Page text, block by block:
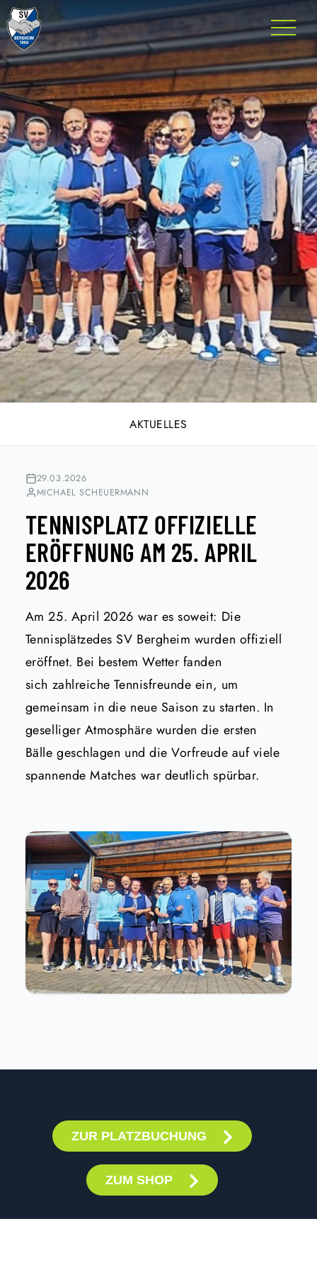
AKTUELLES
29.03.2026
MICHAEL SCHEUERMANN
TENNISPLATZ OFFIZIELLE
ERÖFFNUNG AM 25. APRIL
2026
Am 25. April 2026 war es soweit: Die
Tennisplätzedes SV Bergheim wurden offiziell
eröffnet. Bei bestem Wetter fanden
sich zahlreiche Tennisfreunde ein, um
gemeinsam in die neue Saison zu starten. In
geselliger Atmosphäre wurden die ersten
Bälle geschlagen und die Vorfreude auf viele
spannende Matches war deutlich spürbar.
ZUR PLATZBUCHUNG
ZUM SHOP